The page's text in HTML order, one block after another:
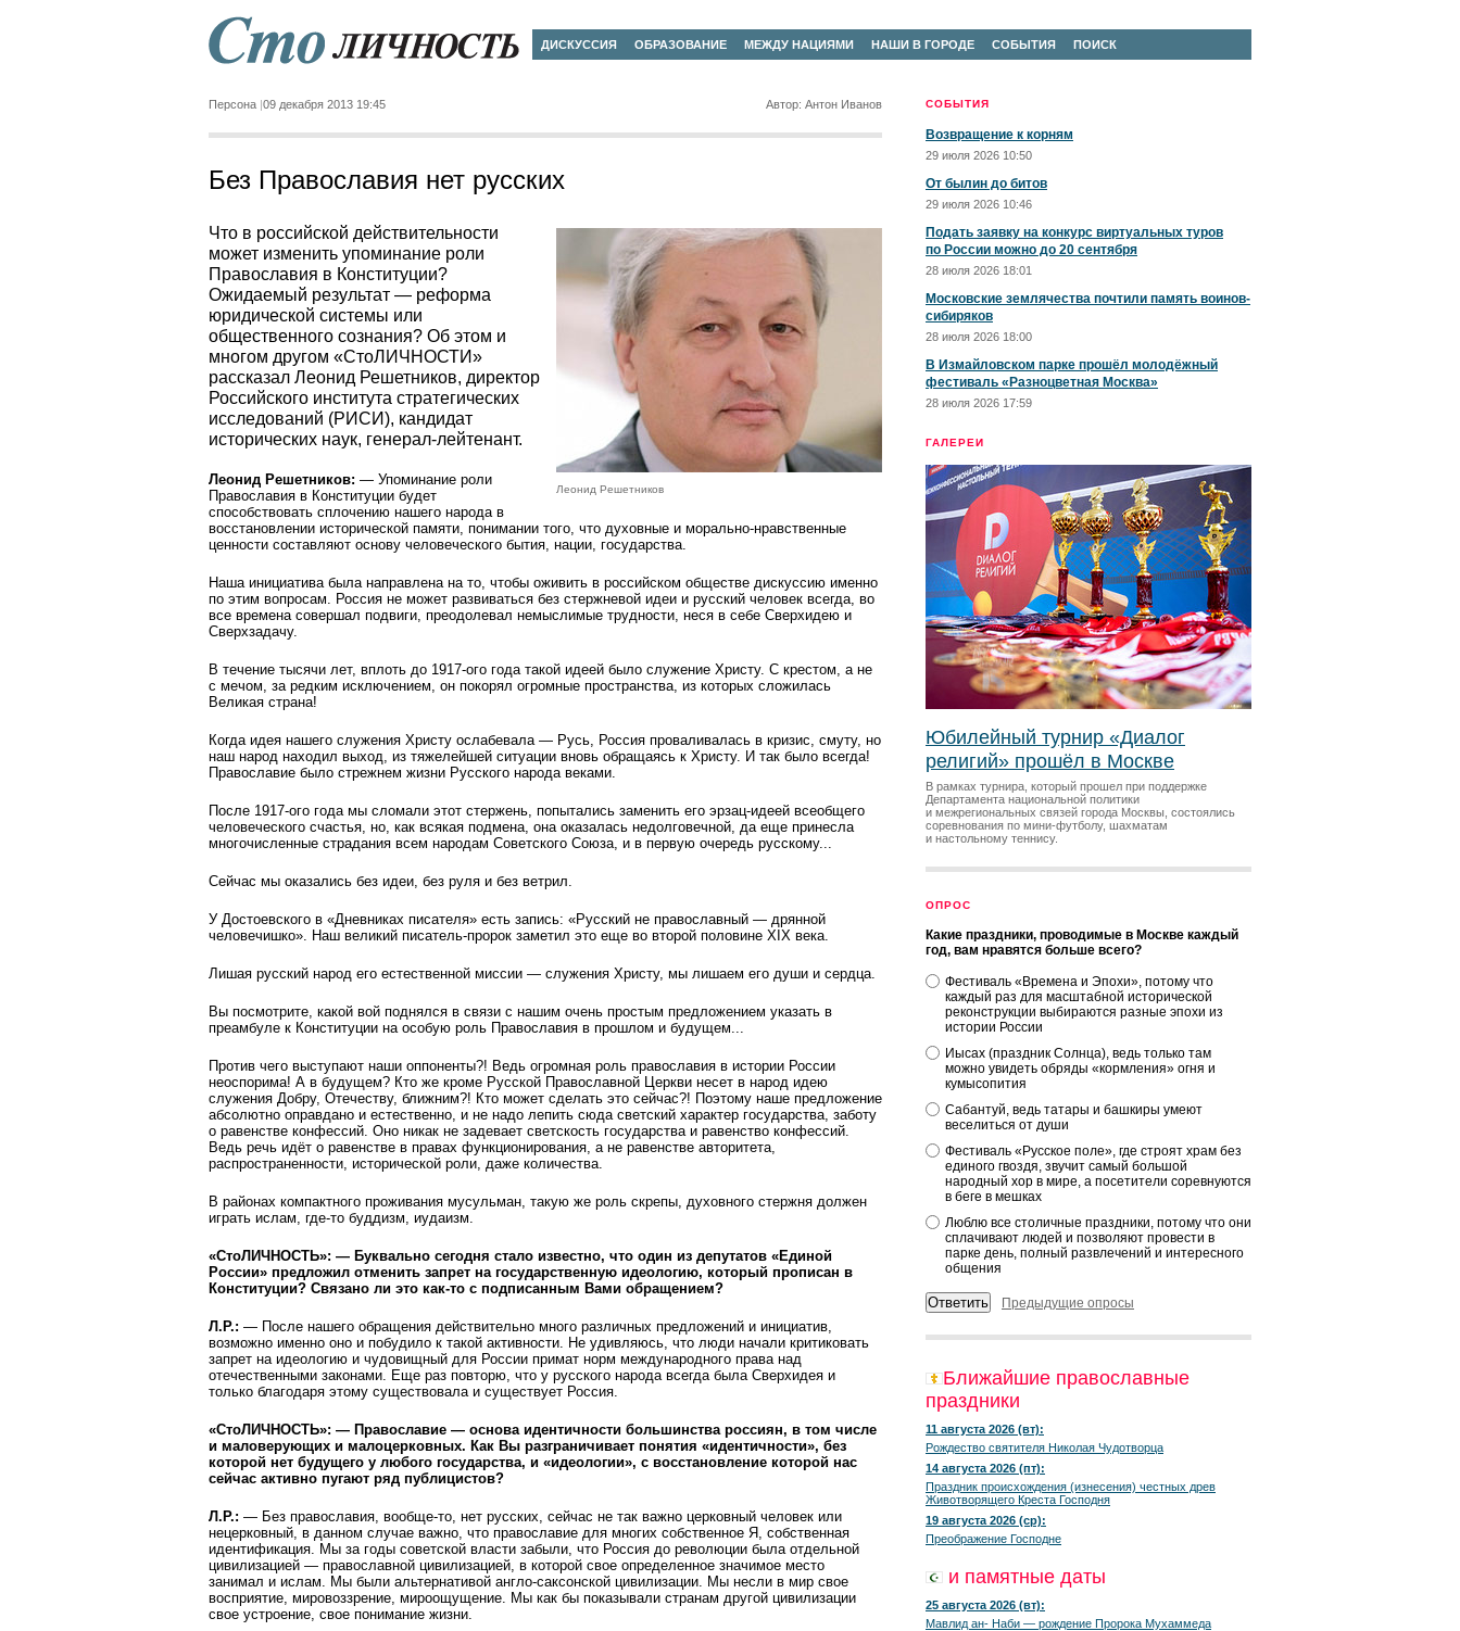
ДИСКУССИЯ ОБРАЗОВАНИЕ МЕЖДУ НАЦИЯМИ НАШИ В ГОРОДЕ СОБЫТИЯ ПОИСК
СОБЫТИЯ
Возвращение к корням
29 июля 2026 10:50
От былин до битов
29 июля 2026 10:46
Подать заявку на конкурс виртуальных туров
по России можно до 20 сентября
28 июля 2026 18:01
Московские землячества почтили память воинов-
сибиряков
28 июля 2026 18:00
В Измайловском парке прошёл молодёжный
фестиваль «Разноцветная Москва»
28 июля 2026 17:59
ГАЛЕРЕИ
Юбилейный турнир «Диалог
религий» прошёл в Москве
В рамках турнира, который прошел при поддержке
Департамента национальной политики
и межрегиональных связей города Москвы, состоялись
соревнования по мини-футболу, шахматам
и настольному теннису.
ОПРОС
Какие праздники, проводимые в Москве каждый
год, вам нравятся больше всего?
Фестиваль «Времена и Эпохи», потому что
каждый раз для масштабной исторической
реконструкции выбираются разные эпохи из
истории России
Иысах (праздник Солнца), ведь только там
можно увидеть обряды «кормления» огня и
кумысопития
Сабантуй, ведь татары и башкиры умеют
веселиться от души
Фестиваль «Русское поле», где строят храм без
единого гвоздя, звучит самый большой
народный хор в мире, а посетители соревнуются
в беге в мешках
Люблю все столичные праздники, потому что они
сплачивают людей и позволяют провести в
парке день, полный развлечений и интересного
общения
Предыдущие опросы
Ближайшие православные
праздники
11 августа 2026 (вт):
Рождество святителя Николая Чудотворца
14 августа 2026 (пт):
Праздник происхождения (изнесения) честных древ
Животворящего Креста Господня
19 августа 2026 (ср):
Преображение Господне
и памятные даты
25 августа 2026 (вт):
Мавлид ан- Наби — рождение Пророка Мухаммеда
Персона 09 декабря 2013 19:45 Автор: Антон Иванов
Без Православия нет русских
Леонид Решетников
Что в российской действительности
может изменить упоминание роли
Православия в Конституции?
Ожидаемый результат — реформа
юридической системы или
общественного сознания? Об этом и
многом другом «СтоЛИЧНОСТИ»
рассказал Леонид Решетников, директор
Российского института стратегических
исследований (РИСИ), кандидат
исторических наук, генерал-лейтенант.
Леонид Решетников: — Упоминание роли
Православия в Конституции будет
способствовать сплочению нашего народа в
восстановлении исторической памяти, понимании того, что духовные и морально-нравственные
ценности составляют основу человеческого бытия, нации, государства.
Наша инициатива была направлена на то, чтобы оживить в российском обществе дискуссию именно
по этим вопросам. Россия не может развиваться без стержневой идеи и русский человек всегда, во
все времена совершал подвиги, преодолевал немыслимые трудности, неся в себе Сверхидею и
Сверхзадачу.
В течение тысячи лет, вплоть до 1917-ого года такой идеей было служение Христу. С крестом, а не
с мечом, за редким исключением, он покорял огромные пространства, из которых сложилась
Великая страна!
Когда идея нашего служения Христу ослабевала — Русь, Россия проваливалась в кризис, смуту, но
наш народ находил выход, из тяжелейшей ситуации вновь обращаясь к Христу. И так было всегда!
Православие было стрежнем жизни Русского народа веками.
После 1917-ого года мы сломали этот стержень, попытались заменить его эрзац-идеей всеобщего
человеческого счастья, но, как всякая подмена, она оказалась недолговечной, да еще принесла
многочисленные страдания всем народам Советского Союза, и в первую очередь русскому...
Сейчас мы оказались без идеи, без руля и без ветрил.
У Достоевского в «Дневниках писателя» есть запись: «Русский не православный — дрянной
человечишко». Наш великий писатель-пророк заметил это еще во второй половине XIX века.
Лишая русский народ его естественной миссии — служения Христу, мы лишаем его души и сердца.
Вы посмотрите, какой вой поднялся в связи с нашим очень простым предложением указать в
преамбуле к Конституции на особую роль Православия в прошлом и будущем...
Против чего выступают наши оппоненты?! Ведь огромная роль православия в истории России
неоспорима! А в будущем? Кто же кроме Русской Православной Церкви несет в народ идею
служения Добру, Отечеству, ближним?! Кто может сделать это сейчас?! Поэтому наше предложение
абсолютно оправдано и естественно, и не надо лепить сюда светский характер государства, заботу
о равенстве конфессий. Оно никак не задевает светскость государства и равенство конфессий.
Ведь речь идёт о равенстве в правах функционирования, а не равенстве авторитета,
распространенности, исторической роли, даже количества.
В районах компактного проживания мусульман, такую же роль скрепы, духовного стержня должен
играть ислам, где-то буддизм, иудаизм.
«СтоЛИЧНОСТЬ»: — Буквально сегодня стало известно, что один из депутатов «Единой
России» предложил отменить запрет на государственную идеологию, который прописан в
Конституции? Связано ли это как-то с подписанным Вами обращением?
Л.Р.: — После нашего обращения действительно много различных предложений и инициатив,
возможно именно оно и побудило к такой активности. Не удивляюсь, что люди начали критиковать
запрет на идеологию и чудовищный для России примат норм международного права над
отечественными законами. Еще раз повторю, что у русского народа всегда была Сверхидея и
только благодаря этому существовала и существует Россия.
«СтоЛИЧНОСТЬ»: — Православие — основа идентичности большинства россиян, в том числе
и маловерующих и малоцерковных. Как Вы разграничивает понятия «идентичности», без
которой нет будущего у любого государства, и «идеологии», с восстановление которой нас
сейчас активно пугают ряд публицистов?
Л.Р.: — Без православия, вообще-то, нет русских, сейчас не так важно церковный человек или
нецерковный, в данном случае важно, что православие для многих собственное Я, собственная
идентификация. Мы за годы советской власти забыли, что Россия до революции была отдельной
цивилизацией — православной цивилизацией, в которой свое определенное значимое место
занимал и ислам. Мы были альтернативой англо-саксонской цивилизации. Мы несли в мир свое
восприятие, мировоззрение, мироощущение. Мы как бы показывали странам другой цивилизации
свое устроение, свое понимание жизни.